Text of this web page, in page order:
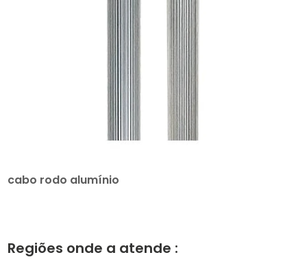
cabo rodo alumínio
Regiões onde a atende :